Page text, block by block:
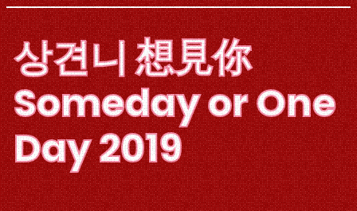
Skip
to
content
상견니 想見你
Someday or One
Day 2019